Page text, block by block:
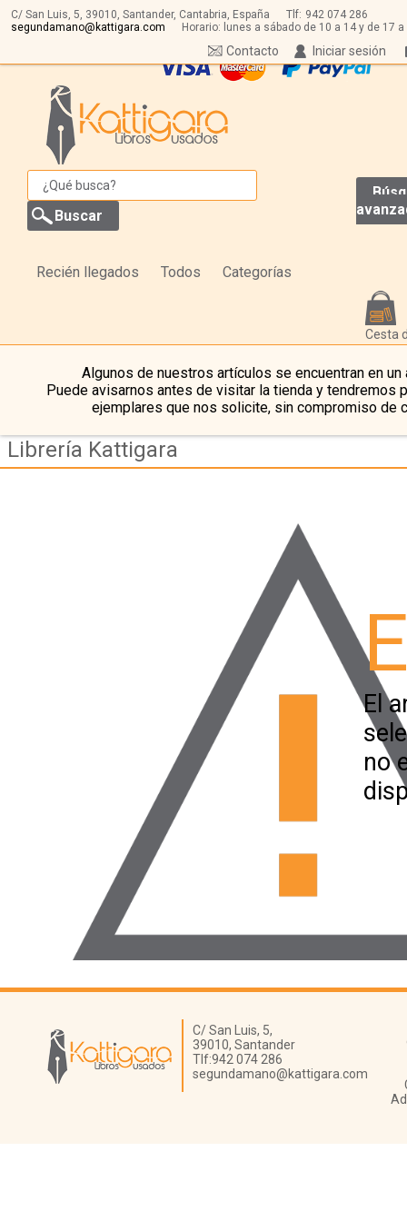
C/ San Luis, 5, 39010, Santander, Cantabria, España Tlf: 942 074 286
segundamano@kattigara.com
Horario: lunes a sábado de 10 a 14 y de 17 a
Iniciar sesión
Contacto
Recién llegados Todos Categorías
Cesta
Algunos de nuestros artículos se encuentran en un
Puede avisarnos antes de visitar la tienda y tendremos
ejemplares que nos solicite, sin compromiso de
Librería Kattigara
El
no
Librería Kattigara
C/ San Luis, 5,
39010, Santander
Tlf:942 074 286
segundamano@kattigara.com